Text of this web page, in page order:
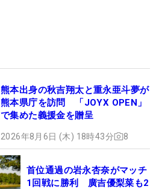
熊本出身の秋吉翔太と重永亜斗夢が
熊本県庁を訪問 「JOYX OPEN」
で集めた義援金を贈呈
2026年8月6日 (木) 18時43分 8
首位通過の岩永杏奈がマッチ
1回戦に勝利 廣吉優梨菜も2